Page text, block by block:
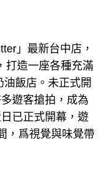
」最新台中店，
打造一座各種充滿
飯店。未正式開
遊客搶拍，成為
已正式開幕，遊
，爲視覺與味覺帶